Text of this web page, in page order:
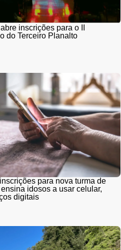
inscrições para o II
do Terceiro Planalto
para nova turma de
idosos a usar celular,
digitais